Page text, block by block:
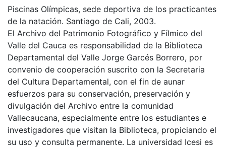
Piscinas Olímpicas, sede deportiva de los practicantes
de la natación. Santiago de Cali, 2003.
El Archivo del Patrimonio Fotográfico y Fílmico del
Valle del Cauca es responsabilidad de la Biblioteca
Departamental del Valle Jorge Garcés Borrero, por
convenio de cooperación suscrito con la Secretaria
del Cultura Departamental, con el fin de aunar
esfuerzos para su conservación, preservación y
divulgación del Archivo entre la comunidad
Vallecaucana, especialmente entre los estudiantes e
investigadores que visitan la Biblioteca, propiciando el
su uso y consulta permanente. La universidad Icesi es